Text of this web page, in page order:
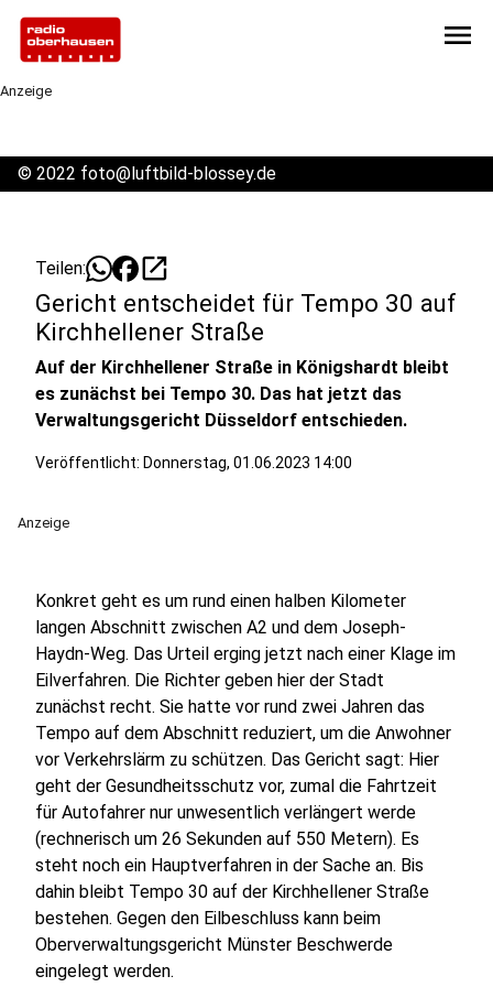
menu
Anzeige
© 2022 foto@luftbild-blossey.de
Teilen: open_in_new
Gericht entscheidet für Tempo 30 auf
Kirchhellener Straße
Auf der Kirchhellener Straße in Königshardt bleibt
es zunächst bei Tempo 30. Das hat jetzt das
Verwaltungsgericht Düsseldorf entschieden.
Veröffentlicht: Donnerstag, 01.06.2023 14:00
Anzeige
Konkret geht es um rund einen halben Kilometer
langen Abschnitt zwischen A2 und dem Joseph-
Haydn-Weg. Das Urteil erging jetzt nach einer Klage im
Eilverfahren. Die Richter geben hier der Stadt
zunächst recht. Sie hatte vor rund zwei Jahren das
Tempo auf dem Abschnitt reduziert, um die Anwohner
vor Verkehrslärm zu schützen. Das Gericht sagt: Hier
geht der Gesundheitsschutz vor, zumal die Fahrtzeit
für Autofahrer nur unwesentlich verlängert werde
(rechnerisch um 26 Sekunden auf 550 Metern). Es
steht noch ein Hauptverfahren in der Sache an. Bis
dahin bleibt Tempo 30 auf der Kirchhellener Straße
bestehen. Gegen den Eilbeschluss kann beim
Oberverwaltungsgericht Münster Beschwerde
eingelegt werden.